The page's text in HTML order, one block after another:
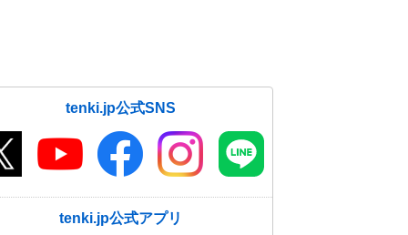
tenki.jp公式SNS
tenki.jp公式アプリ